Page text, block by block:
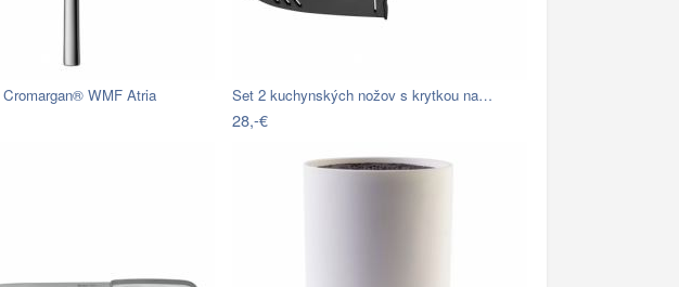
WMF Atria Set 2 kuchynských nožov s krytkou na…
28,-€